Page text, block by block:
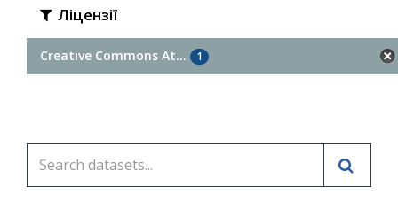
Ліцензії
Creative Commons At... 1